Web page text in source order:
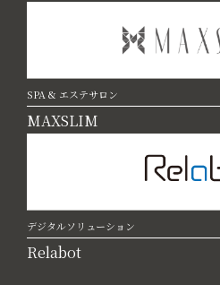
SPA & エステサロン
MAXSLIM
デジタルソリューション
Relabot